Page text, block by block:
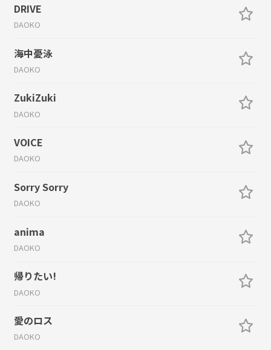
DRIVE
DAOKO
海中憂泳
DAOKO
ZukiZuki
DAOKO
VOICE
DAOKO
Sorry Sorry
DAOKO
anima
DAOKO
帰りたい!
DAOKO
愛のロス
DAOKO